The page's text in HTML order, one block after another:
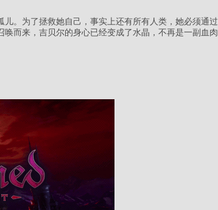
。为了拯救她自己，事实上还有所有人类，她必须通过
而来，吉贝尔的身心已经变成了水晶，不再是一副血肉